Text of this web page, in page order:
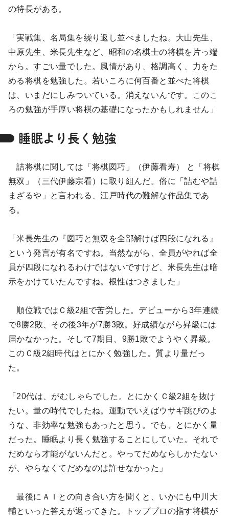
の特長がある。
「実戦集、名局集を繰り返し並べましたね。大山先生、
中原先生、米長先生など、昭和の名棋士の将棋を片っ端
から。すごい量でした。風情があり、格調高く、力をた
める将棋を勉強した。若いころに何百番と並べた将棋
は、いまだにしみついている。消えないんです。このこ
ろの勉強が手厚い将棋の基礎になったかもしれません」
睡眠より長く勉強
詰将棋に関しては「将棋図巧」（伊藤看寿） と「将棋
無双」（三代伊藤宗看）に取り組んだ。俗に「詰むや詰
まざるや」と言われる、江戸時代の難解な作品集であ
る。
「米長先生の『図巧と無双を全部解けば四段になれる』
という発言が有名ですね。当然ながら、全員がやれば全
員が四段になれるわけではないですけど、米長先生は暗
示をかけていたんですね。根性はつきました」
順位戦ではＣ級2組で苦労した。デビューから3年連続
で8勝2敗、その後3年が7勝3敗。好成績ながら昇級には
届かなかった。そして7期目、9勝1敗でようやく昇級。
このＣ級2組時代はとにかく勉強した。質より量だっ
た。
「20代は、がむしゃらでした。とにかくＣ級2組を抜け
たい。量の時代でしたね。運動でいえばウサギ跳びのよ
うな、非効率な勉強もあったと思う。でも、とにかく量
だった。睡眠より長く勉強することにしていた。それで
だめなら才能がないんだと。やってだめならしかたない
が、やらなくてだめなのは許せなかった」
最後にＡＩとの向き合い方を聞くと、いかにも中川大
輔といった答えが返ってきた。トッププロの指す将棋が